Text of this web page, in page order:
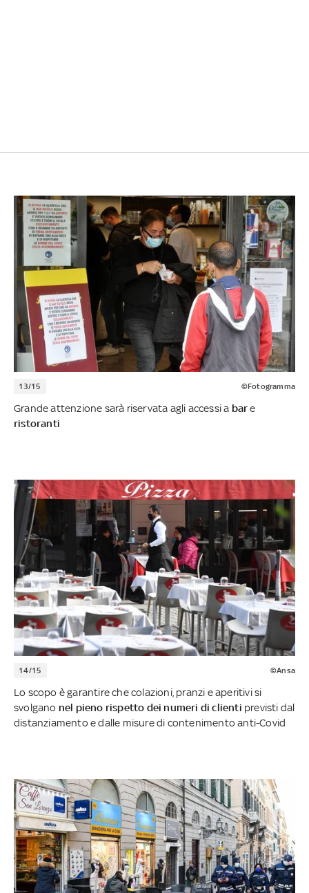
13/15 ©Fotogramma
Grande attenzione sarà riservata agli accessi a bare
ristoranti
14/15 ©Ansa
Lo scopo è garantire che colazioni, pranzi e aperitivi si
svolgano nel pieno rispetto dei numeri di clienti previsti dal
distanziamento e dalle misure di contenimento anti-Covid